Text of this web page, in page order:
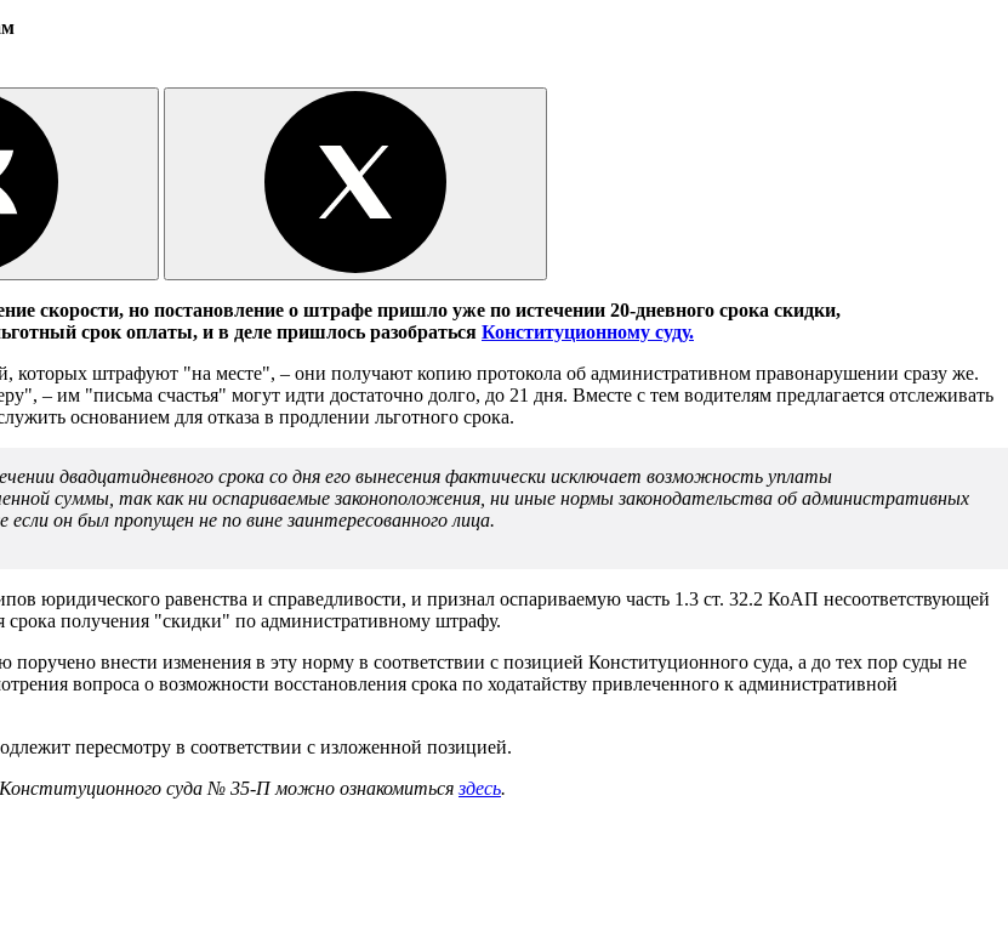
скорости, но постановление о штрафе пришло уже по истечении 20-дневного срока скидки,
срок оплаты, и в деле пришлось разобраться Конституционному суду.
которых штрафуют "на месте", – они получают копию протокола об административном правонарушении сразу же.
– им "письма счастья" могут идти достаточно долго, до 21 дня. Вместе с тем водителям предлагается отслеживать
основанием для отказа в продлении льготного срока.
двадцатидневного срока со дня его вынесения фактически исключает возможность уплаты
суммы, так как ни оспариваемые законоположения, ни иные нормы законодательства об административных
он был пропущен не по вине заинтересованного лица.
юридического равенства и справедливости, и признал оспариваемую часть 1.3 ст. 32.2 КоАП несоответствующей
срока получения "скидки" по административному штрафу.
поручено внести изменения в эту норму в соответствии с позицией Конституционного суда, а до тех пор суды не
вопроса о возможности восстановления срока по ходатайству привлеченного к административной
пересмотру в соответствии с изложенной позицией.
суда № 35-П можно ознакомитьсяздесь.